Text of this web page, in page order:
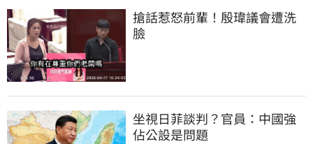
搶話惹怒前輩！殷瑋議會遭洗
臉
坐視日菲談判？官員：中國強
佔公設是問題